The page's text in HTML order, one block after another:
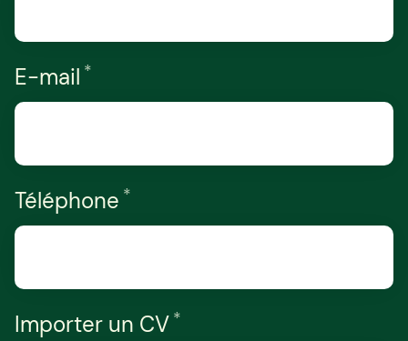
E-mail *
Téléphone *
Importer un CV *